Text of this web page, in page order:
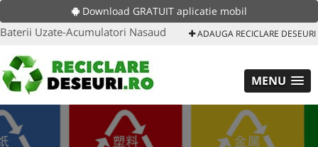
Download GRATUIT aplicatie mobil
Baterii Uzate-Acumulatori Nasaud ADAUGA RECICLARE DESEURI
MENU